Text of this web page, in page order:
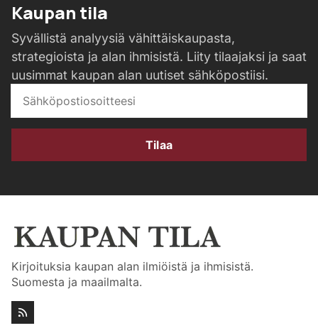
Kaupan tila
Syvällistä analyysiä vähittäiskaupasta,
strategioista ja alan ihmisistä. Liity tilaajaksi ja saat
uusimmat kaupan alan uutiset sähköpostiisi.
Tilaa
Kirjoituksia kaupan alan ilmiöistä ja ihmisistä.
Suomesta ja maailmalta.